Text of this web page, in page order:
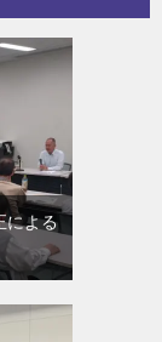
による